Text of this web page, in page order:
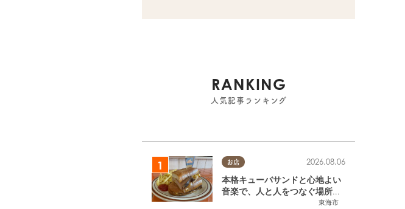
RANKING
人気記事ランキング
お店
東海市
2026.08.06
本格キューバサンドと心地よい
音楽で、人と人をつなぐ場所。
東海市「JAMMIN'STANDHOU